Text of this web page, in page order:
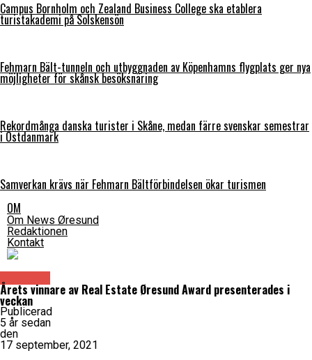
Campus Bornholm och Zealand Business College ska etablera
turistakademi på Solskensön
Fehmarn Bält-tunneln och utbyggnaden av Köpenhamns flygplats ger nya
möjligheter för skånsk besöksnäring
Rekordmånga danska turister i Skåne, medan färre svenskar semestrar
i Östdanmark
Samverkan krävs när Fehmarn Bältförbindelsen ökar turismen
OM
Om News Øresund
Redaktionen
Kontakt
Årets vinnare av Real Estate Øresund Award presenterades i
veckan
Publicerad
5 år sedan
den
17 september, 2021